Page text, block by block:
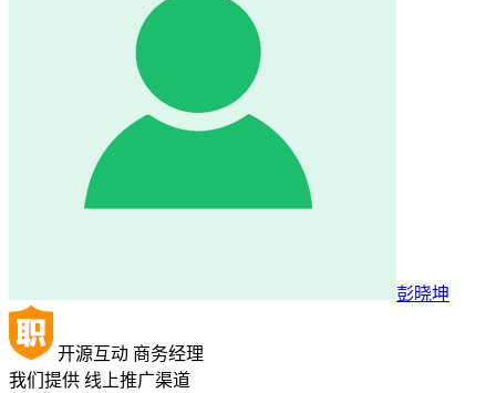
彭晓坤
开源互动 商务经理
我们提供 线上推广渠道